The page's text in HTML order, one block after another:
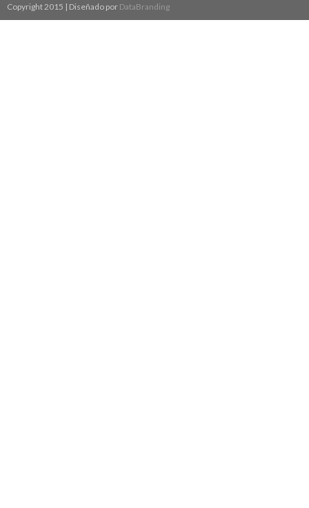
Copyright 2015 | Diseñado por DataBranding